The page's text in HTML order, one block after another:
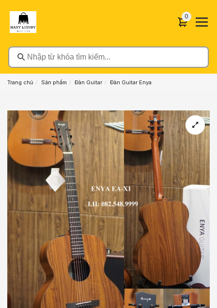
Nhập từ khóa tìm kiếm...
00 sản
Trang chủ Sản phẩm Đàn Guitar Đàn Guitar Enya